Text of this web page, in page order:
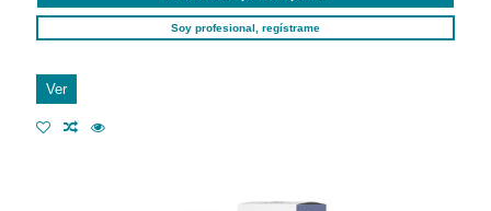
Soy profesional, regístrame
Ver